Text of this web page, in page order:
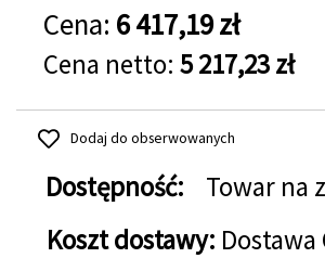
Cena: 6 417,19 zł
Cena netto: 5 217,23 zł
Dodaj do obserwowanych
Dostępność:
Towar na
Koszt dostawy: Dostawa